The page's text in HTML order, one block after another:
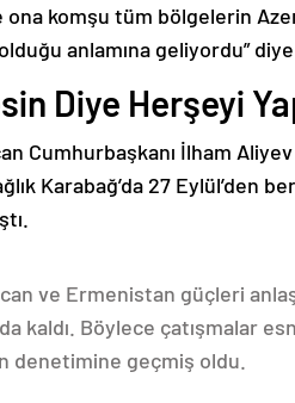
ona komşu tüm bölgelerin
anlamına geliyordu”
Diye Herşeyi
Cumhurbaşkanı İlham
Karabağ’da 27 Eylül’den
ve Ermenistan güçleri
kaldı. Böylece çatışmalar
denetimine geçmiş oldu.